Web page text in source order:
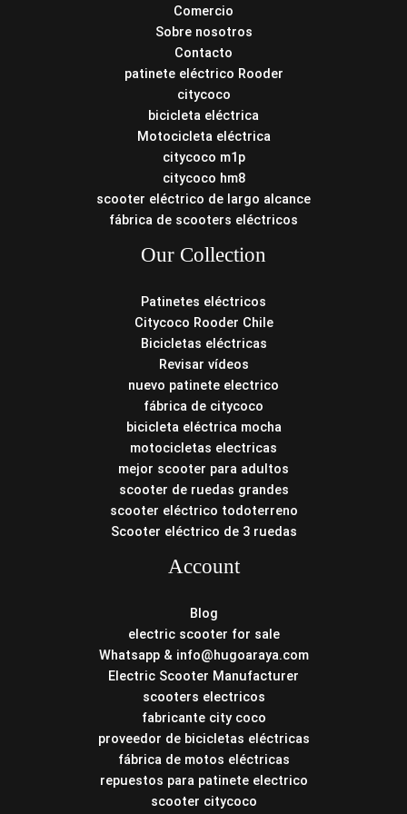
Comercio
Sobre nosotros
Contacto
patinete eléctrico Rooder
citycoco
bicicleta eléctrica
Motocicleta eléctrica
citycoco m1p
citycoco hm8
scooter eléctrico de largo alcance
fábrica de scooters eléctricos
Our Collection
Patinetes eléctricos
Citycoco Rooder Chile
Bicicletas eléctricas
Revisar vídeos
nuevo patinete electrico
fábrica de citycoco
bicicleta eléctrica mocha
motocicletas electricas
mejor scooter para adultos
scooter de ruedas grandes
scooter eléctrico todoterreno
Scooter eléctrico de 3 ruedas
Account
Blog
electric scooter for sale
Whatsapp & info@hugoaraya.com
Electric Scooter Manufacturer
scooters electricos
fabricante city coco
proveedor de bicicletas eléctricas
fábrica de motos eléctricas
repuestos para patinete electrico
scooter citycoco